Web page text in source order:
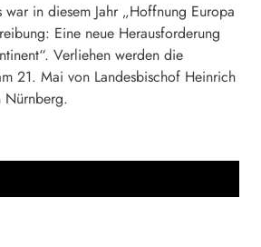
war in diesem Jahr „Hoffnung Europa
Eine neue Herausforderung
Verliehen werden die
21. Mai von Landesbischof Heinrich
Nürnberg.